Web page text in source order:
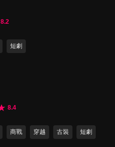
8.2
短劇
8.4
商戰 穿越 古裝 短劇